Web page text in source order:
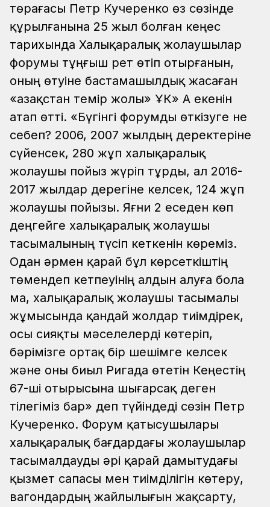
төрағасы Петр Кучеренко өз сөзінде
құрылғанына 25 жыл болған кеңес
тарихында Халықаралық жолаушылар
форумы тұңғыш рет өтіп отырғанын,
оның өтуіне бастамашылдық жасаған
«Қазақстан темір жолы» ҰК» АҚ екенін
атап өтті. «Бүгінгі форумды өткізуге не
себеп? 2006, 2007 жылдың деректеріне
сүйенсек, 280 жұп халықаралық
жолаушы пойыз жүріп тұрды, ал 2016-
2017 жылдар дерегіне келсек, 124 жұп
жолаушы пойызы. Яғни 2 еседен көп
деңгейге халықаралық жолаушы
тасымалының түсіп кеткенін көреміз.
Одан әрмен қарай бұл көрсеткіштің
төмендеп кетпеуінің алдын алуға бола
ма, халықаралық жолаушы тасымалы
жұмысында қандай жолдар тиімдірек,
осы сияқты мәселелерді көтеріп,
бәрімізге ортақ бір шешімге келсек
және оны биыл Ригада өтетін Кеңестің
67-ші отырысына шығарсақ деген
тілегіміз бар» деп түйіндеді сөзін Петр
Кучеренко. Форум қатысушылары
халықаралық бағдардағы жолаушылар
тасымалдауды әрі қарай дамытудағы
қызмет сапасы мен тиімділігін көтеру,
вагондардың жайлылығын жақсарту,